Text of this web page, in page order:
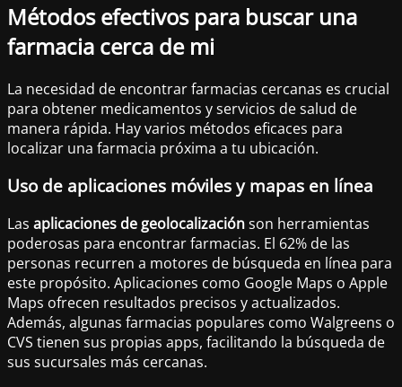
Métodos efectivos para buscar una
farmacia cerca de mi
La necesidad de encontrar farmacias cercanas es crucial
para obtener medicamentos y servicios de salud de
manera rápida. Hay varios métodos eficaces para
localizar una farmacia próxima a tu ubicación.
Uso de aplicaciones móviles y mapas en línea
Las aplicaciones de geolocalizaciónson herramientas
poderosas para encontrar farmacias. El 62% de las
personas recurren a motores de búsqueda en línea para
este propósito. Aplicaciones como Google Maps o Apple
Maps ofrecen resultados precisos y actualizados.
Además, algunas farmacias populares como Walgreens o
CVS tienen sus propias apps, facilitando la búsqueda de
sus sucursales más cercanas.